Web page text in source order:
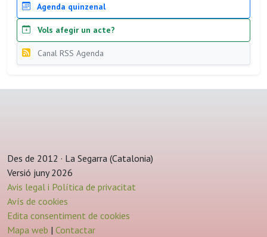
Agenda quinzenal
Vols afegir un acte?
Canal RSS Agenda
Des de 2012 · La Segarra (Catalonia)
Versió juny 2026
Avis legal i Política de privacitat
Avís de cookies
Edita consentiment de cookies
Mapa web | Contactar